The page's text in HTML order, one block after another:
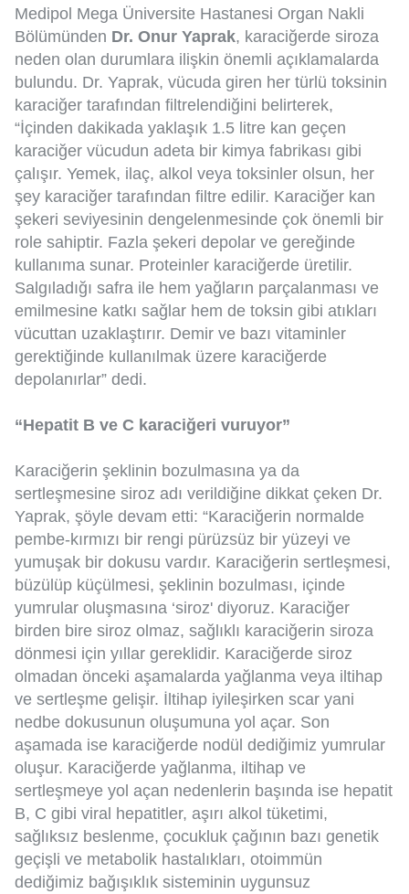
Medipol Mega Üniversite Hastanesi Organ Nakli
Bölümünden Dr. Onur Yaprak, karaciğerde siroza
neden olan durumlara ilişkin önemli açıklamalarda
bulundu. Dr. Yaprak, vücuda giren her türlü toksinin
karaciğer tarafından filtrelendiğini belirterek,
“İçinden dakikada yaklaşık 1.5 litre kan geçen
karaciğer vücudun adeta bir kimya fabrikası gibi
çalışır. Yemek, ilaç, alkol veya toksinler olsun, her
şey karaciğer tarafından filtre edilir. Karaciğer kan
şekeri seviyesinin dengelenmesinde çok önemli bir
role sahiptir. Fazla şekeri depolar ve gereğinde
kullanıma sunar. Proteinler karaciğerde üretilir.
Salgıladığı safra ile hem yağların parçalanması ve
emilmesine katkı sağlar hem de toksin gibi atıkları
vücuttan uzaklaştırır. Demir ve bazı vitaminler
gerektiğinde kullanılmak üzere karaciğerde
depolanırlar” dedi.
“Hepatit B ve C karaciğeri vuruyor”
Karaciğerin şeklinin bozulmasına ya da
sertleşmesine siroz adı verildiğine dikkat çeken Dr.
Yaprak, şöyle devam etti: “Karaciğerin normalde
pembe-kırmızı bir rengi pürüzsüz bir yüzeyi ve
yumuşak bir dokusu vardır. Karaciğerin sertleşmesi,
büzülüp küçülmesi, şeklinin bozulması, içinde
yumrular oluşmasına ‘siroz' diyoruz. Karaciğer
birden bire siroz olmaz, sağlıklı karaciğerin siroza
dönmesi için yıllar gereklidir. Karaciğerde siroz
olmadan önceki aşamalarda yağlanma veya iltihap
ve sertleşme gelişir. İltihap iyileşirken scar yani
nedbe dokusunun oluşumuna yol açar. Son
aşamada ise karaciğerde nodül dediğimiz yumrular
oluşur. Karaciğerde yağlanma, iltihap ve
sertleşmeye yol açan nedenlerin başında ise hepatit
B, C gibi viral hepatitler, aşırı alkol tüketimi,
sağlıksız beslenme, çocukluk çağının bazı genetik
geçişli ve metabolik hastalıkları, otoimmün
dediğimiz bağışıklık sisteminin uygunsuz